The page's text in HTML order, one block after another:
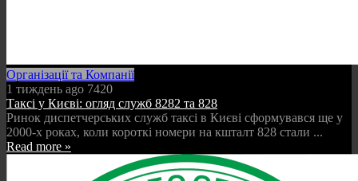
Організації та Компанії
1 тиждень ago 7420
Таксі у Києві: огляд служб 8282 та 828
Ринок диспетчерських служб таксі в Києві сформувався ще у
2000-х роках, коли короткі номери на кшталт 828 стали ...
Read more »